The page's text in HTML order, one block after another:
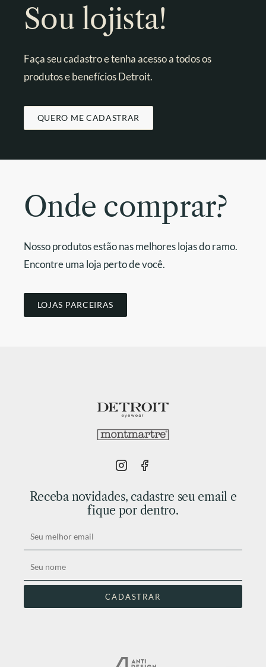
Sou lojista!
Faça seu cadastro e tenha acesso a todos os
produtos e benefícios Detroit.
QUERO ME CADASTRAR
Onde comprar?
Nosso produtos estão nas melhores lojas do ramo.
Encontre uma loja perto de você.
LOJAS PARCEIRAS
Receba novidades, cadastre seu email e
fique por dentro.